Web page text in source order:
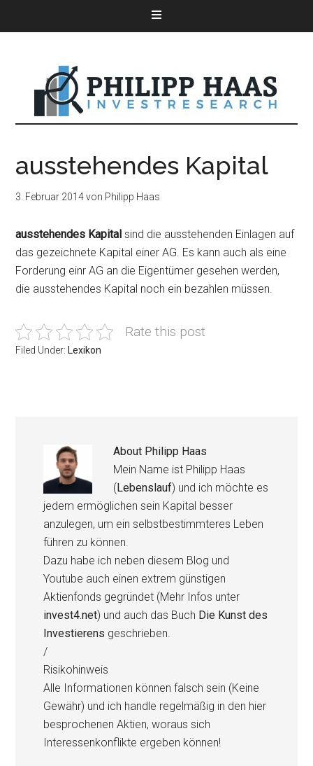
ausstehendes Kapital
3. Februar 2014von Philipp Haas
ausstehendes Kapital sind die ausstehenden Einlagen auf
das gezeichnete Kapital einer AG. Es kann auch als eine
Forderung einr AG an die Eigentümer gesehen werden,
die ausstehendes Kapital noch ein bezahlen müssen.
Rate this post
Filed Under: Lexikon
About Philipp Haas
Mein Name ist Philipp Haas
(Lebenslauf) und ich möchte es
jedem ermöglichen sein Kapital besser
anzulegen, um ein selbstbestimmteres Leben
führen zu können.
Dazu habe ich neben diesem Blog und
Youtube auch einen extrem günstigen
Aktienfonds gegründet (Mehr Infos unter
invest4.net) und auch das Buch Die Kunst des
Investierens geschrieben.
/
Risikohinweis
Alle Informationen können falsch sein (Keine
Gewähr) und ich handle regelmäßig in den hier
besprochenen Aktien, woraus sich
Interessenkonflikte ergeben können!